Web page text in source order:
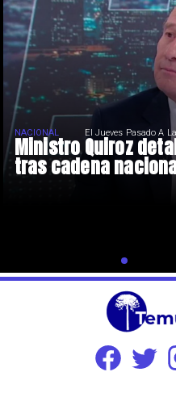
Ministro Quiroz
tras cadena
NACIONAL El Jueves Pasado A